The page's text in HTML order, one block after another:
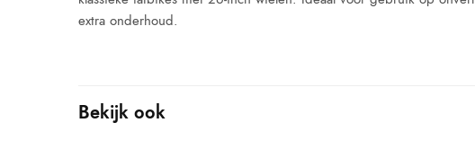
extra onderhoud.
Bekijk ook